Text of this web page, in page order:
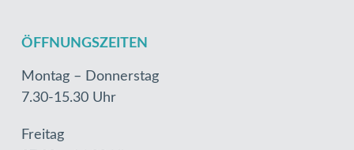
ÖFFNUNGSZEITEN
Montag – Donnerstag
7.30-15.30 Uhr
Freitag